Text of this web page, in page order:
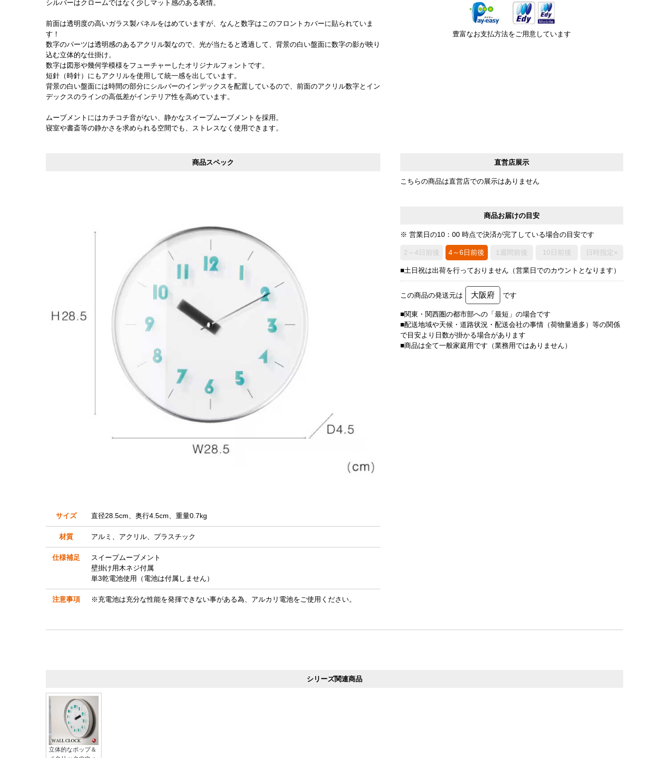
シルバーはクロームではなく少しマット感のある表情。
前面は透明度の高いガラス製パネルをはめていますが、なんと数字はこのフロントカバーに貼られていま
す！
数字のパーツは透明感のあるアクリル製なので、光が当たると透過して、背景の白い盤面に数字の影が映り
込む立体的な仕掛け。
数字は図形や幾何学模様をフューチャーしたオリジナルフォントです。
短針（時針）にもアクリルを使用して統一感を出しています。
背景の白い盤面には時間の部分にシルバーのインデックスを配置しているので、前面のアクリル数字とイン
デックスのラインの高低差がインテリア性を高めています。
ムーブメントにはカチコチ音がない、静かなスイープムーブメントを採用。
寝室や書斎等の静かさを求められる空間でも、ストレスなく使用できます。
豊富なお支払方法をご用意しています
直営店展示
こちらの商品は直営店での展示はありません
商品お届けの目安
※ 営業日の10：00 時点で決済が完了している場合の目安です
2～4日前後 4～6日前後 1週間前後 10日前後 日時指定×
■土日祝は出荷を行っておりません（営業日でのカウントとなります）
この商品の発送元は 大阪府 です
■関東・関西圏の都市部への「最短」の場合です
■配送地域や天候・道路状況・配送会社の事情（荷物量過多）等の関係
で目安より日数が掛かる場合があります
■商品は全て一般家庭用です（業務用ではありません）
商品スペック
サイズ 直径28.5cm、奥行4.5cm、重量0.7kg
材質 アルミ、アクリル、プラスチック
仕様補足
スイープムーブメント
壁掛け用木ネジ付属
単3乾電池使用（電池は付属しません）
注意事項 ※充電池は充分な性能を発揮できない事がある為、アルカリ電池をご使用ください。
シリーズ関連商品
立体的なポップ＆